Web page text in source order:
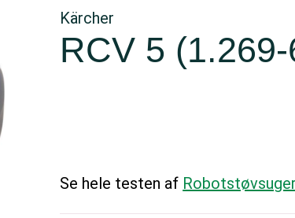
Kärcher
RCV 5
Se hele testen af